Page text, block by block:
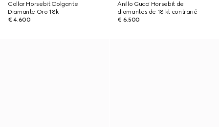
Collar Horsebit Colgante
Diamante Oro 18k
€ 4.600
Anillo Gucci Horsebit de
diamantes de 18 kt contrarié
€ 6.500